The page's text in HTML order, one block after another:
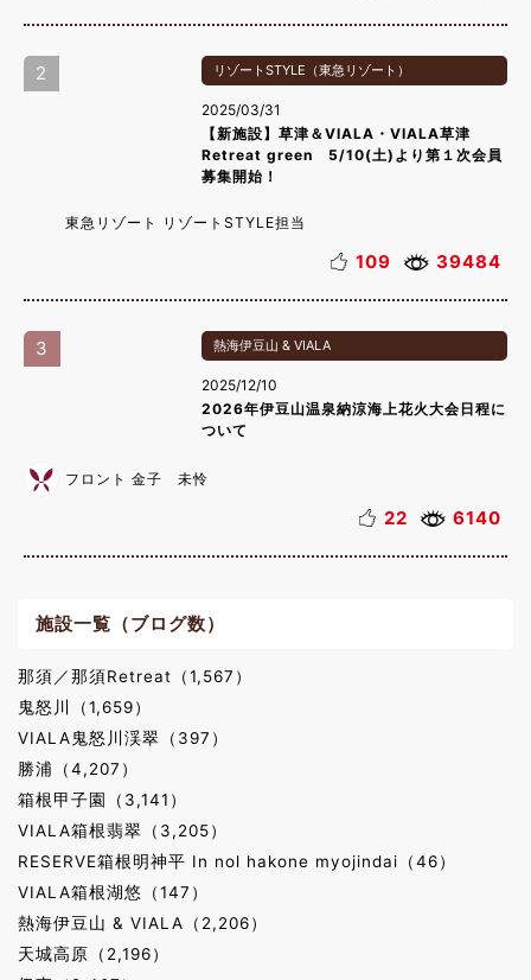
2 リゾートSTYLE（東急リゾート）
2025/03/31
【新施設】草津＆VIALA・VIALA草津
Retreat green 5/10(土)より第１次会員
募集開始！
東急リゾート リゾートSTYLE担当
109 39484
3 熱海伊豆山 & VIALA
2025/12/10
2026年伊豆山温泉納涼海上花火大会日程に
ついて
フロント 金子 未怜
22 6140
施設一覧（ブログ数）
那須／那須Retreat（1,567）
鬼怒川（1,659）
VIALA鬼怒川渓翠（397）
勝浦（4,207）
箱根甲子園（3,141）
VIALA箱根翡翠（3,205）
RESERVE箱根明神平 In nol hakone myojindai（46）
VIALA箱根湖悠（147）
熱海伊豆山 & VIALA（2,206）
天城高原（2,196）